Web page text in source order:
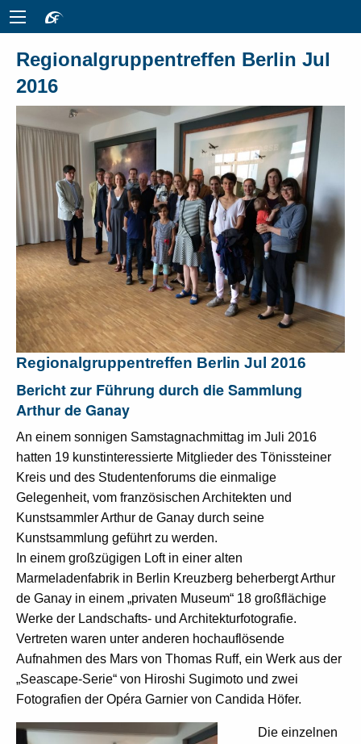
Regionalgruppentreffen Berlin Jul
2016
Regionalgruppentreffen Berlin Jul 2016
Bericht zur Führung durch die Sammlung
Arthur de Ganay
An einem sonnigen Samstagnachmittag im Juli 2016
hatten 19 kunstinteressierte Mitglieder des Tönissteiner
Kreis und des Studentenforums die einmalige
Gelegenheit, vom französischen Architekten und
Kunstsammler Arthur de Ganay durch seine
Kunstsammlung geführt zu werden.
In einem großzügigen Loft in einer alten
Marmeladenfabrik in Berlin Kreuzberg beherbergt Arthur
de Ganay in einem „privaten Museum“ 18 großflächige
Werke der Landschafts- und Architekturfotografie.
Vertreten waren unter anderen hochauflösende
Aufnahmen des Mars von Thomas Ruff, ein Werk aus der
„Seascape-Serie“ von Hiroshi Sugimoto und zwei
Fotografien der Opéra Garnier von Candida Höfer.
Die einzelnen